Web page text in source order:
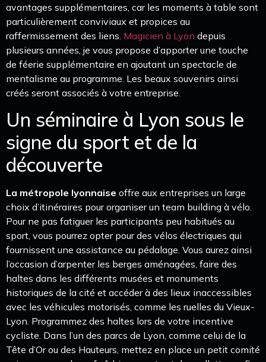
avantages supplémentaires, car les moments à table sont
particulièrement conviviaux et propices au
raffermissement des liens. Magicien à Lyon depuis
plusieurs années, je vous propose d’apporter une touche
de féerie supplémentaire en ajoutant un spectacle de
mentalisme au programme. Les beaux souvenirs ainsi
créés seront associés à votre entreprise.
Un séminaire à Lyon sous le
signe du sport et de la
découverte
La métropole lyonnaise offre aux entreprises un large
choix d’itinéraires pour organiser un team building à vélo.
Pour ne pas fatiguer les participants peu habitués au
sport, vous pourrez opter pour des vélos électriques qui
fournissent une assistance au pédalage. Vous aurez ainsi
l’occasion d’arpenter les berges aménagées, faire des
haltes dans les différents musées et monuments
historiques de la cité et accéder à des lieux inaccessibles
avec les véhicules motorisés, comme les ruelles du Vieux-
Lyon. Programmez des haltes lors de votre incentive
cycliste. Dans l’un des parcs de Lyon, comme celui de la
Tête d’Or ou des Hauteurs, mettez en place un petit comité